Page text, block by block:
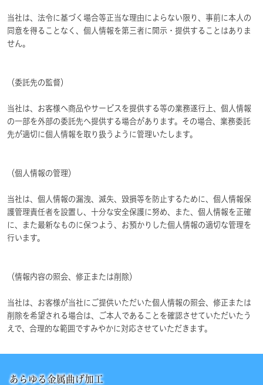
当社は、法令に基づく場合等正当な理由によらない限り、事前に本人の
同意を得ることなく、個人情報を第三者に開示・提供することはありま
せん。
（委託先の監督）
当社は、お客様へ商品やサービスを提供する等の業務遂行上、個人情報
の一部を外部の委託先へ提供する場合があります。その場合、業務委託
先が適切に個人情報を取り扱うように管理いたします。
（個人情報の管理）
当社は、個人情報の漏洩、滅失、毀損等を防止するために、個人情報保
護管理責任者を設置し、十分な安全保護に努め、また、個人情報を正確
に、また最新なものに保つよう、お預かりした個人情報の適切な管理を
行います。
（情報内容の照会、修正または削除）
当社は、お客様が当社にご提供いただいた個人情報の照会、修正または
削除を希望される場合は、ご本人であることを確認させていただいたう
えで、合理的な範囲ですみやかに対応させていただきます。
あらゆる金属曲げ加工